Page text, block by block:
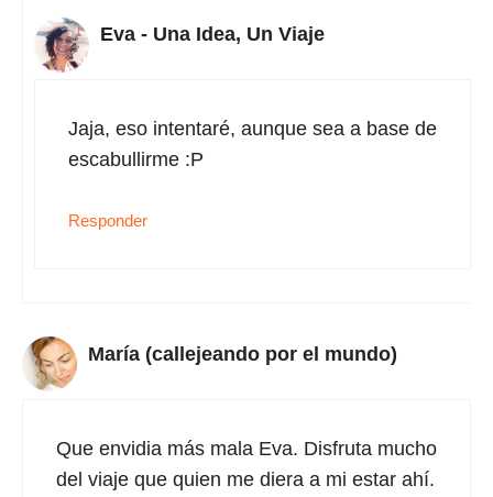
Eva - Una Idea, Un Viaje
Jaja, eso intentaré, aunque sea a base de
escabullirme :P
Responder
María (callejeando por el mundo)
Que envidia más mala Eva. Disfruta mucho
del viaje que quien me diera a mi estar ahí.